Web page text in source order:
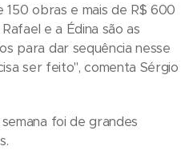
150 obras e mais de R$ 600
e a Édina são as
para dar sequência nesse
ser feito", comenta Sérgio
foi de grandes